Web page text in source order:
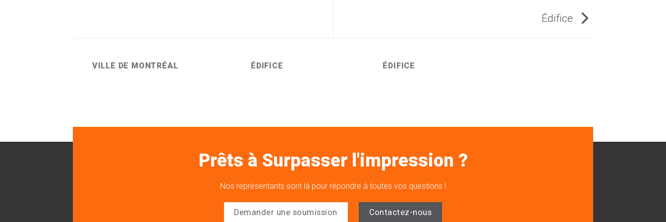
Édifice
VILLE DE MONTRÉAL ÉDIFICE ÉDIFICE
Prêts à Surpasser l'impression ?
Nos représentants sont là pour répondre à toutes vos questions !
Demander une soumission Contactez-nous